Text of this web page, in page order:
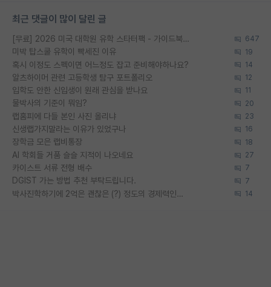
최근 댓글이 많이 달린 글
[무료] 2026 미국 대학원 유학 스타터팩 - 가이드북 & 합격자 컨택메일 템플릿 647
미박 탑스쿨 유학이 빡세진 이유 19
혹시 이정도 스펙이면 어느정도 잡고 준비해야하나요? 14
알츠하이머 관련 고등학생 탐구 포트폴리오 12
입학도 안한 신입생이 원래 관심을 받나요 11
물박사의 기준이 뭐임? 20
랩홈피에 다들 본인 사진 올리냐 23
신생랩가지말라는 이유가 있었구나 16
장학금 모은 랩비통장 18
AI 학회들 거품 슬슬 지적이 나오네요 27
카이스트 서류 전형 배수 7
DGIST 가는 방법 추천 부탁드립니다. 7
박사진학하기에 2억은 괜찮은 (?) 정도의 경제력인가요 14